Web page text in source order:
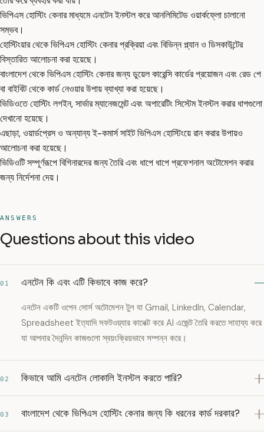
ভিপিএস হোস্টিং কেনার মাধ্যমে এনটেন ইনস্টল করে আনলিমিটেড ওয়ার্কফ্লো চালানো
সম্ভব।
হোস্টিংয়ার থেকে ভিপিএস হোস্টিং কেনার প্রক্রিয়া এবং বিভিন্ন প্ল্যান ও ডিসকাউন্টের
বিস্তারিত আলোচনা করা হয়েছে।
বাংলাদেশ থেকে ভিপিএস হোস্টিং কেনার জন্য ডুয়েল কারেন্সি কার্ডের প্রয়োজন এবং রেড পে
বা বাইবিট থেকে কার্ড নেওয়ার উপায় ব্যাখ্যা করা হয়েছে।
ভিডিওতে হোস্টিং লগইন, সার্ভার ম্যানেজমেন্ট এবং অপারেটিং সিস্টেম ইনস্টল করার ধাপগুলো
দেখানো হয়েছে।
এছাড়া, ওয়ার্ডপ্রেস ও অন্যান্য ই-কমার্স সাইট ভিপিএস হোস্টিংয়ে রান করার উপায়ও
আলোচনা করা হয়েছে।
ভিডিওটি সম্পূর্ণরূপে বিগিনারদের জন্য তৈরি এবং ধাপে ধাপে প্রফেশনাল অটোমেশন করার
জন্য নির্দেশনা দেয়।
ANSWERS
Questions about this video
01 এনটেন কি এবং এটি কিভাবে কাজ করে?
এনটেন একটি ওপেন সোর্স অটোমেশন টুল যা Gmail, LinkedIn, Calendar,
Spreadsheet ইত্যাদি সফটওয়্যার কানেক্ট করে AI এজেন্ট তৈরি করতে সাহায্য করে
যা আপনার দৈনন্দিন কাজগুলো স্বয়ংক্রিয়ভাবে সম্পন্ন করে।
02 কিভাবে আমি এনটেন লোকালি ইনস্টল করতে পারি?
03 বাংলাদেশ থেকে ভিপিএস হোস্টিং কেনার জন্য কি ধরনের কার্ড দরকার?